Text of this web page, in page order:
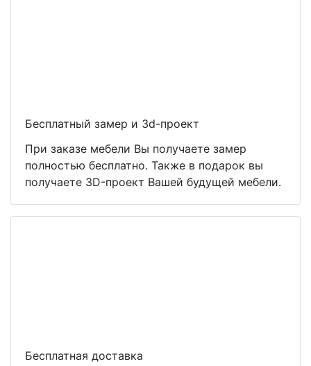
Бесплатный замер и 3d-проект
При заказе мебели Вы получаете замер
полностью бесплатно. Также в подарок вы
получаете 3D-проект Вашей будущей мебели.
Бесплатная доставка